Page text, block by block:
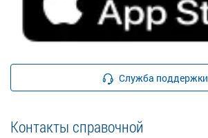
Служба поддержки
Контакты справочной